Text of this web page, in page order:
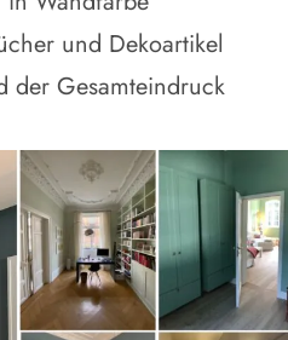
und Dekoartikel
der Gesamteindruck